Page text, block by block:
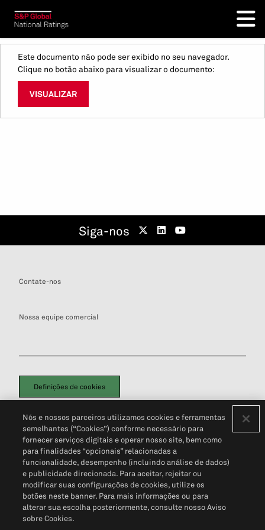
Este documento não pode ser exibido no seu navegador.
Clique no botão abaixo para visualizar o documento:
VISUALIZAR
Siga-nos
Contate-nos
Nossa equipe comercial
Definições de cookies
Política de PrivacidadePortal de privacidade do cliente (em inglês)
Não Venda Minhas Informações Pessoais© 2026 S&P Global
Nós e nossos parceiros utilizamos cookies e ferramentas
semelhantes (“Cookies”) conforme necessário para
fornecer serviços digitais e operar nosso site, bem como
para finalidades “opcionais” relacionadas a
funcionalidade, desempenho (incluindo análise de dados)
e publicidade direcionada. Para aceitar, rejeitar ou
modificar suas configurações de cookies, utilize os
botões neste banner. Para mais informações ou para
alterar sua escolha posteriormente, consulte nosso Aviso
sobre Cookies.